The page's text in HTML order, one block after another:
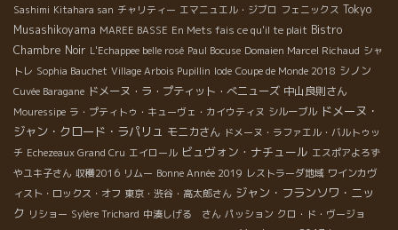
Sashimi Kitahara san チャリティー エマニュエル・ジブロ フェニックス Tokyo
Musashikoyama MAREE BASSE En Mets fais ce qu'il te plait Bistro
Chambre Noir L'Echappee belle rosé Paul Bocuse Domaien Marcel Richaud シャ
トレ Sophia Bauchet Village Arbois Pupillin Iode Coupe de Monde 2018 シノン
Cuvée Baragane ドメーヌ・ラ・プティット・べニューズ 中山良則さん
Mouressipe ラ・プティトゥ・キューヴェ・カイウティヌ シルーブル ドメーヌ・
ジャン・クロード・ラパリュ モニカさん ドメーヌ・ラファエル・バルトゥッ
チ Echezeaux Grand Cru エイロール ビュヴォン・ナチュール エスポアよろず
やユキ子さん 収穫2016 リムー Bonne Année 2019 レストラーダ地域 ワインカヴ
ィスト・ロックス・オフ 東京・渋谷・高太郎さん ジャン・フランソワ・ニッ
ク リショー Sylère Trichard 中湊しげる さん パッション クロ・ド・ヴージョ